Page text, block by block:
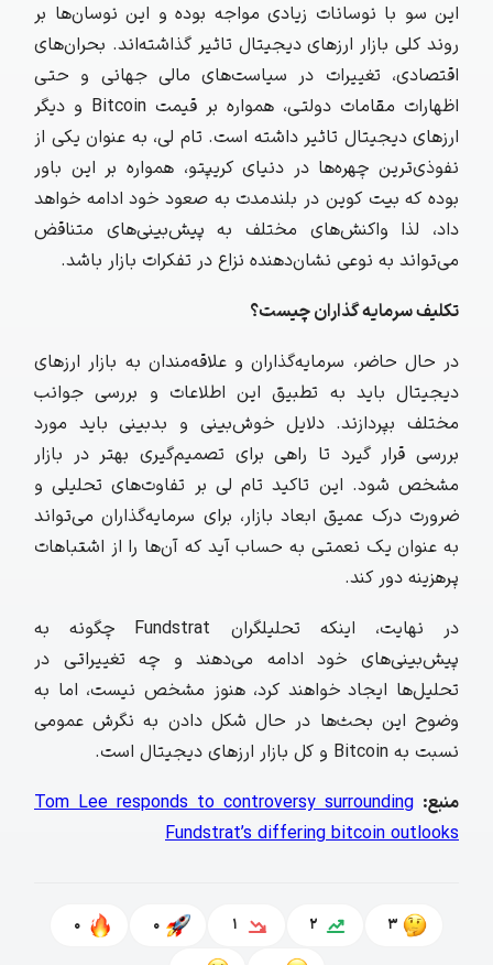
این سو با نوسانات زیادی مواجه بوده و این نوسان‌ها بر
روند کلی بازار ارزهای دیجیتال تاثیر گذاشته‌اند. بحران‌های
اقتصادی، تغییرات در سیاست‌های مالی جهانی و حتی
اظهارات مقامات دولتی، همواره بر قیمت Bitcoin و دیگر
ارزهای دیجیتال تاثیر داشته است. تام لی، به عنوان یکی از
نفوذی‌ترین چهره‌ها در دنیای کریپتو، همواره بر این باور
بوده که بیت کوین در بلندمدت به صعود خود ادامه خواهد
داد، لذا واکنش‌های مختلف به پیش‌بینی‌های متناقض
می‌تواند به نوعی نشان‌دهنده نزاع در تفکرات بازار باشد.
تکلیف سرمایه گذاران چیست؟
در حال حاضر، سرمایه‌گذاران و علاقه‌مندان به بازار ارزهای
دیجیتال باید به تطبیق این اطلاعات و بررسی جوانب
مختلف بپردازند. دلایل خوش‌بینی و بدبینی باید مورد
بررسی قرار گیرد تا راهی برای تصمیم‌گیری بهتر در بازار
مشخص شود. این تاکید تام لی بر تفاوت‌های تحلیلی و
ضرورت درک عمیق ابعاد بازار، برای سرمایه‌گذاران می‌تواند
به عنوان یک نعمتی به حساب آید که آن‌ها را از اشتباهات
پرهزینه دور کند.
در نهایت، اینکه تحلیلگران Fundstrat چگونه به
پیش‌بینی‌های خود ادامه می‌دهند و چه تغییراتی در
تحلیل‌ها ایجاد خواهند کرد، هنوز مشخص نیست، اما به
وضوح این بحث‌ها در حال شکل دادن به نگرش عمومی
نسبت به Bitcoin و کل بازار ارزهای دیجیتال است.
منبع:
Tom Lee responds to controversy surrounding
Fundstrat’s differing bitcoin outlooks
3
2
1
0
0